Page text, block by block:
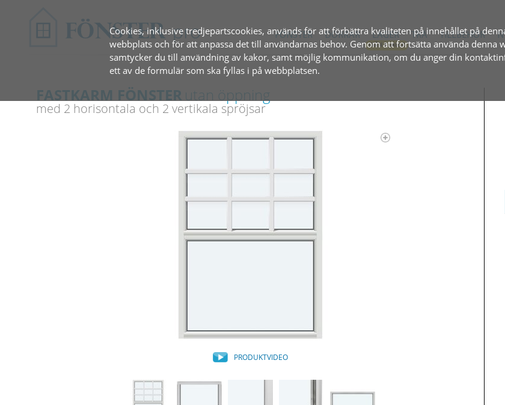
Cookies, inklusive tredjepartscookies, används för att förbättra kvaliteten på innehållet på
webbplats och för att anpassa det till användarnas behov. Genom att fortsätta använda denna
samtycker du till användning av kakor, samt möjlig kommunikation, om du anger din
ett av de formulär som ska fyllas i på webbplatsen.
FÖNSTER DÖRRAR LAGER TRÄ TILLBEHÖR
FASTKARM FÖNSTER utan öppning
med 2 ‎horisontala och 2 vertikala spröjsar
PRODUKTVIDEO